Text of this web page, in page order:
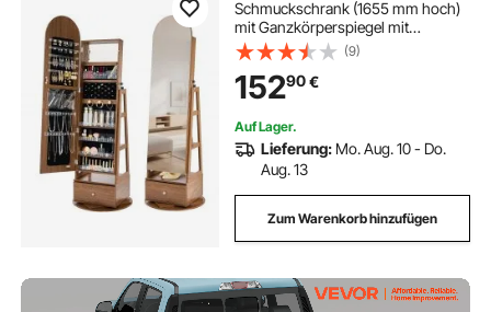
Schmuckschrank (1655 mm hoch)
mit Ganzkörperspiegel mit
Stauraum, Schmuckschrank-
Organizer mit 2 Schlüsseln &
Zubehörtaschen & Ablagefächer &
Schubladen,
Schmuckaufbewahrung
(9)
15290€
Auf Lager.
Lieferung: Mo. Aug. 10 - Do.
Aug. 13
Zum Warenkorb hinzufügen